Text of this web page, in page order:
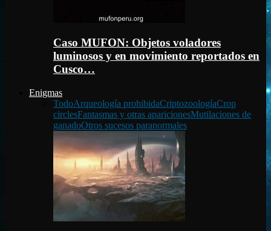
Caso MUFON: Objetos voladores
luminosos y en movimiento reportados en
Cusco…
Enigmas
TodoArqueología prohibidaCriptozoologíaCrop
circlesFantasmas y otras aparicionesMutilaciones de
ganadoOtros sucesos paranormales